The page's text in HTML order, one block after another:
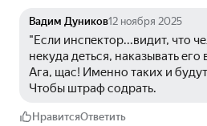
Вадим Дуников12 ноября 2025
"Если инспектор...видит, что
некуда деться, наказывать его
Ага, щас! Именно таких и
Чтобы штраф содрать.
НравитсяОтветить